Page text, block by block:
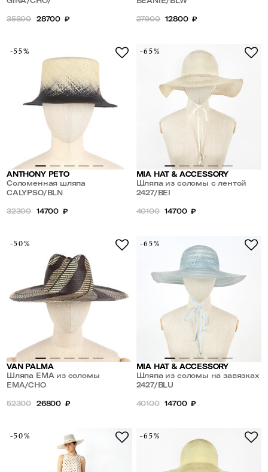
35800 28700 ₽ 27900 12800 ₽
-55%
ANTHONY PETO
Соломенная шляпа
CALYPSO/BLN
32300 14700 ₽
-65%
MIA HAT & ACCESSORY
Шляпа из соломы с лентой
2427/BEI
40100 14700 ₽
-50%
VAN PALMA
Шляпа EMA из соломы
EMA/CHO
52300 26800 ₽
-65%
MIA HAT & ACCESSORY
Шляпа из соломы на завязках
2427/BLU
40100 14700 ₽
-50% -65%